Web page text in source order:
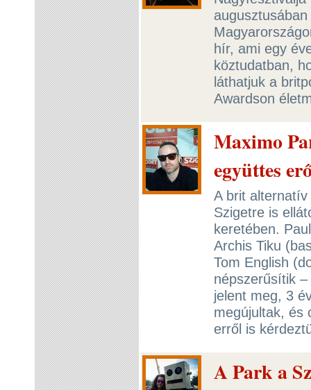
hír, ami egy
köztudatban,
láthatjuk a
Awardson
Maximo
együttes
A brit
Szigetre is
keretében.
Archis Tiku
Tom English
népszerűsítik
jelent meg, 3
megújultak, és
erről is
A Park a